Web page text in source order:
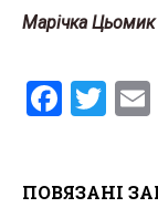
Марічка Цьомик
F
b
T
er
ПОВЯЗАНІ